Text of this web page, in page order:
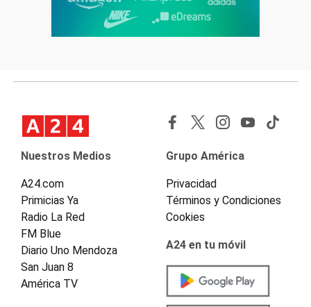
Nuestros Medios
A24.com
Primicias Ya
Radio La Red
FM Blue
Diario Uno Mendoza
San Juan 8
América TV
Grupo América
Privacidad
Términos y Condiciones
Cookies
A24 en tu móvil